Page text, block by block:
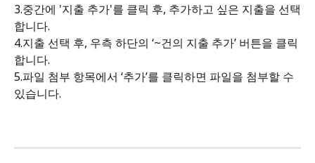
3.중간에 '지출 추가'를 클릭 후, 추가하고 싶은 지출을 선택
합니다.
4.지출 선택 후, 우측 하단의 ‘~건의 지출 추가’ 버튼을 클릭
합니다.
5.파일 첨부 항목에서 ‘추가’를 클릭하면 파일을 첨부할 수
있습니다.